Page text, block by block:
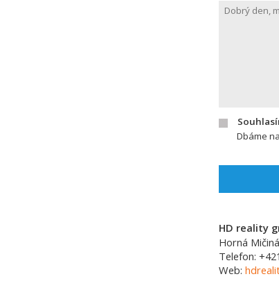
Dbáme
HD reality
Horná
Telefon:
Web: